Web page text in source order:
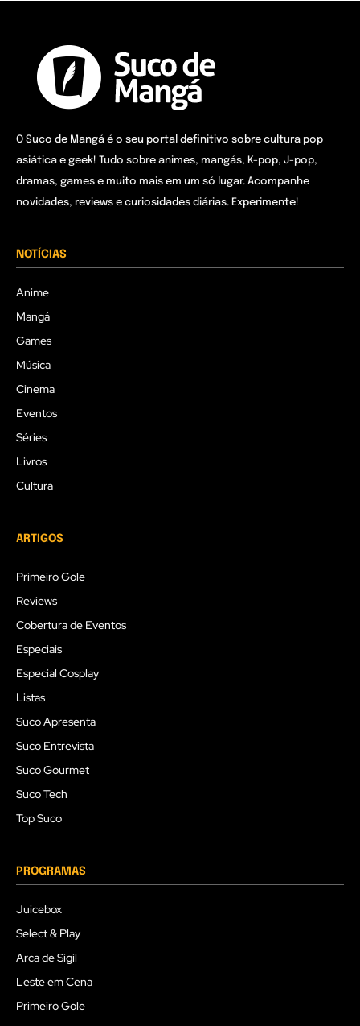
O Suco de Mangá é o seu portal definitivo sobre cultura pop
asiática e geek! Tudo sobre animes, mangás, K-pop, J-pop,
dramas, games e muito mais em um só lugar. Acompanhe
novidades, reviews e curiosidades diárias. Experimente!
NOTÍCIAS
Anime
Mangá
Games
Música
Cinema
Eventos
Séries
Livros
Cultura
ARTIGOS
Primeiro Gole
Reviews
Cobertura de Eventos
Especiais
Especial Cosplay
Listas
Suco Apresenta
Suco Entrevista
Suco Gourmet
Suco Tech
Top Suco
PROGRAMAS
Juicebox
Select & Play
Arca de Sigil
Leste em Cena
Primeiro Gole